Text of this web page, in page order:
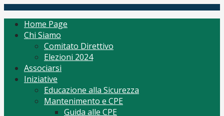
Skip
to
content
(ISC)2 Italy Chapter
Tutto per CISSP Corsi Orientamento mantenimento
Home Page
Chi Siamo
Comitato Direttivo
Elezioni 2024
Associarsi
Iniziative
Educazione alla Sicurezza
Mantenimento e CPE
Guida alle CPE